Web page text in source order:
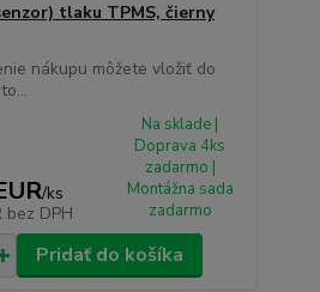
tlaku TPMS, čierny
nákupu môžete vložiť do
/ks
bez DPH
Na sklade |
Doprava 4ks
zadarmo |
Montážna sada
zadarmo
Pridať do košíka